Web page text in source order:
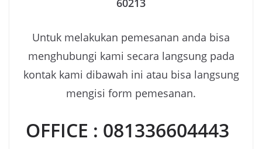
60213
Untuk melakukan pemesanan anda bisa
menghubungi kami secara langsung pada
kontak kami dibawah ini atau bisa langsung
mengisi form pemesanan.
OFFICE : 081336604443